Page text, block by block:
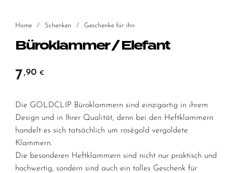
Home / Schenken / Geschenke für ihn
Büroklammer / Elefant
7,90 €
Die GOLDCLIP Büroklammern sind einzigartig in ihrem
Design und in Ihrer Qualität, denn bei den Heftklammern
handelt es sich tatsächlich um roségold vergoldete
Klammern.
Die besonderen Heftklammern sind nicht nur praktisch und
hochwertig, sondern sind auch ein tolles Geschenk für